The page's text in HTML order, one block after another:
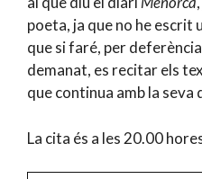
poeta, ja que no he escrit
que si faré, per deferència
demanat, es recitar els
que continua amb la seva
La cita és a les 20.00